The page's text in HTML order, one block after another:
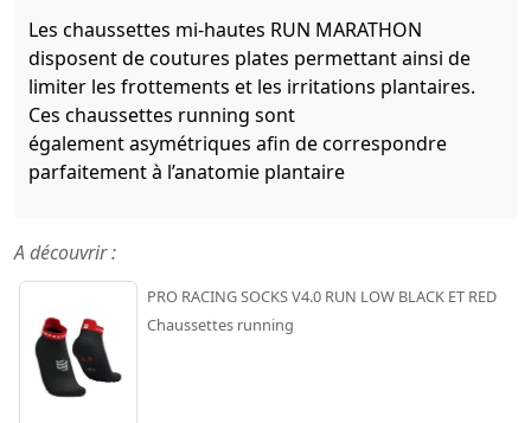
Les chaussettes mi-hautes RUN MARATHON
disposent de coutures plates permettant ainsi de
limiter les frottements et les irritations plantaires.
Ces chaussettes running sont
également asymétriques afin de correspondre
parfaitement à l’anatomie plantaire
A découvrir :
PRO RACING SOCKS V4.0 RUN LOW BLACK ET RED
Chaussettes running